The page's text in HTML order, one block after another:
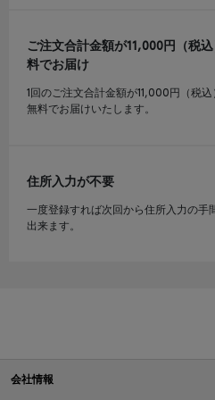
ご注文合計金額が11,000円（税
料でお届け
1回のご注文合計金額が11,000円（税
無料でお届けいたします。
住所入力が不要
一度登録すれば次回から住所入力の手
出来ます。
会社情報